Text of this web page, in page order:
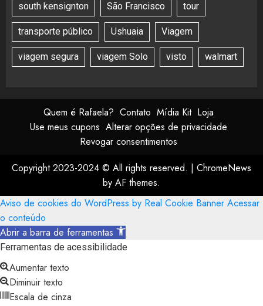
south kensignton São Francisco tour
transporte público Ushuaia Viagem
viagem segura viagem Solo visto walmart
Quem é Rafaela? Contato Mídia Kit Loja
Use meus cupons Alterar opções de privacidade
Revogar consentimentos
Copyright 2023-2024 © All rights reserved. | ChromeNews
by AF themes.
Aviso de cookies do WordPress by Real Cookie Banner Acessar
o conteúdo
Abrir a barra de ferramentas
Ferramentas de acessibilidade
Aumentar texto
Diminuir texto
Escala de cinza